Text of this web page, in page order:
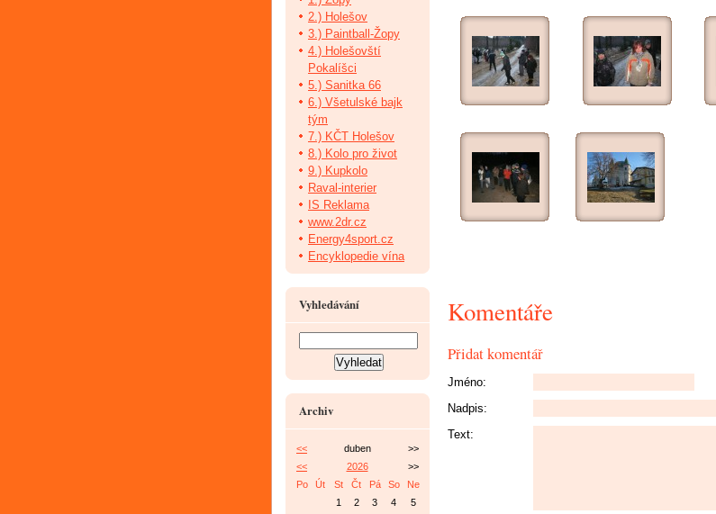
Komentáře
Přidat komentář
Jméno:
Nadpis:
Text:
2.) Holešov
3.) Paintball-Žopy
4.) Holešovští
Pokalíšci
5.) Sanitka 66
6.) Všetulské bajk
tým
7.) KČT Holešov
8.) Kolo pro život
9.) Kupkolo
Raval-interier
IS Reklama
www.2dr.cz
Energy4sport.cz
Encyklopedie vína
Vyhledávání
Archiv
<< duben
>>
<<
2026
>>
Po
Út St Čt Pá So
Ne
1
2 3 4
5